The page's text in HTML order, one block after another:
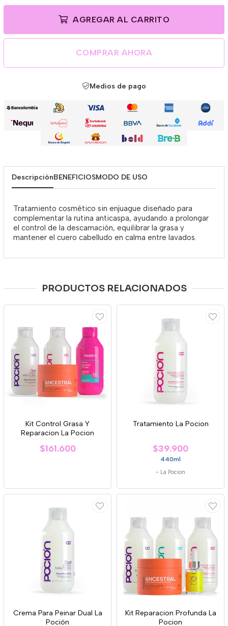
AGREGAR AL CARRITO
COMPRAR AHORA
Medios de pago
DescripciónBENEFICIOSMODO DE USO
Tratamiento cosmético sin enjuague diseñado para
complementar la rutina anticaspa, ayudando a prolongar
el control de la descamación, equilibrar la grasa y
mantener el cuero cabelludo en calma entre lavados.
PRODUCTOS RELACIONADOS
Kit Control Grasa Y
Reparacion La Pocion
$161.600
Tratamiento La Pocion
$39.900
440ml
- La Pocion
Crema Para Peinar Dual La
Poción
Kit Reparacion Profunda La
Pocion